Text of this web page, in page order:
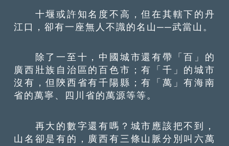
十堰或許知名度不高，但在其轄下的丹
江口，卻有一座無人不識的名山──武當山。
除了一至十，中國城市還有帶「百」的
廣西壯族自治區的百色市；有「千」的城市
沒有，但陝西省有千陽縣；有「萬」有海南
省的萬寧、四川省的萬源等等。
再大的數字還有嗎？城市應該把不到，
山名卻是有的，廣西有三條山脈分別叫六萬